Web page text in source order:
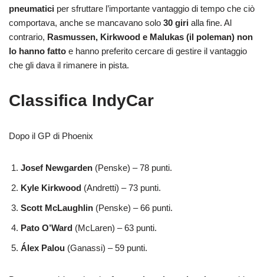
pneumatici per sfruttare l’importante vantaggio di tempo che ciò
comportava, anche se mancavano solo 30 giri alla fine. Al
contrario, Rasmussen, Kirkwood e Malukas (il poleman) non
lo hanno fatto e hanno preferito cercare di gestire il vantaggio
che gli dava il rimanere in pista.
Classifica IndyCar
Dopo il GP di Phoenix
Josef Newgarden (Penske) – 78 punti.
Kyle Kirkwood (Andretti) – 73 punti.
Scott McLaughlin (Penske) – 66 punti.
Pato O’Ward (McLaren) – 63 punti.
Álex Palou (Ganassi) – 59 punti.